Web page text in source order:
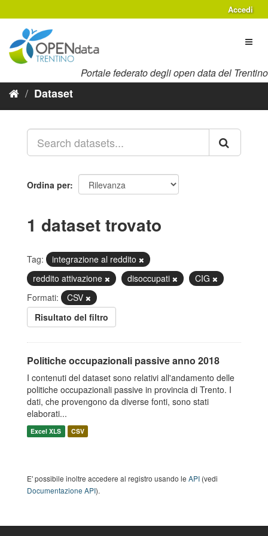
al
contenuto
Accedi
Portale federato degli open data del Trentino
Dataset
Ordina per
1 dataset trovato
Tag:
integrazione al reddito
reddito attivazione
disoccupati
CIG
Formati:
CSV
Risultato del filtro
Politiche occupazionali passive anno 2018
I contenuti del dataset sono relativi all'andamento delle
politiche occupazionali passive in provincia di Trento. I
dati, che provengono da diverse fonti, sono stati
elaborati...
Excel XLS CSV
E' possibile inoltre accedere al registro usando le API (vedi
Documentazione API).